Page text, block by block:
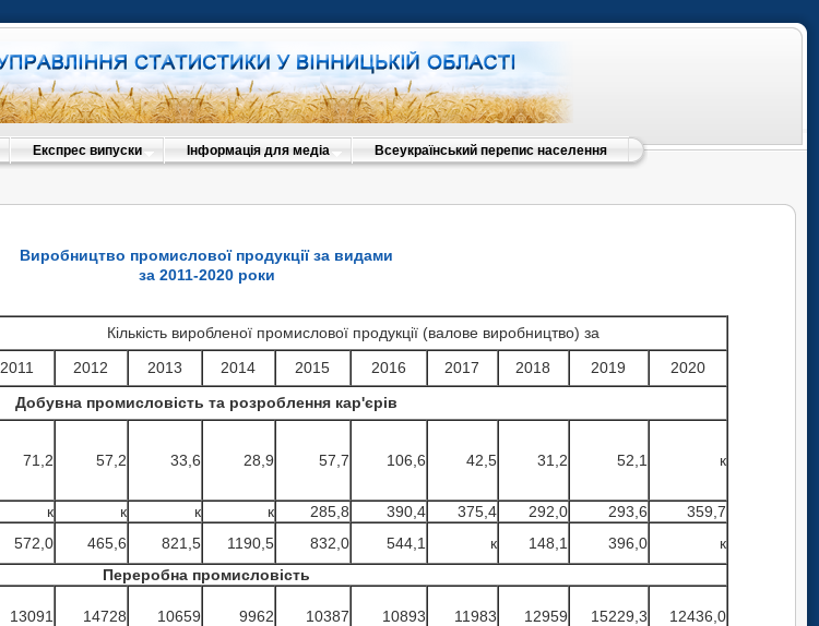
Експрес випуски Інформація для медіа Всеукраїнський перепис населення
Виробництво промислової продукції за видами
за 2011-2020 роки
Кількість виробленої промислової продукції (валове виробництво) за
2011
2012 2013 2014 2015 2016 2017 2018 2019
2020
Добувна промисловість та розроблення кар'єрів
71,2 57,2 33,6 28,9 57,7 106,6 42,5 31,2 52,1 к
к к к к 285,8 390,4 375,4 292,0 293,6
359,7
572,0 465,6 821,5 1190,5 832,0 544,1 к 148,1 396,0
к
Переробна промисловість
13091 14728 10659 9962 10387 10893 11983 12959 15229,3 12436,0